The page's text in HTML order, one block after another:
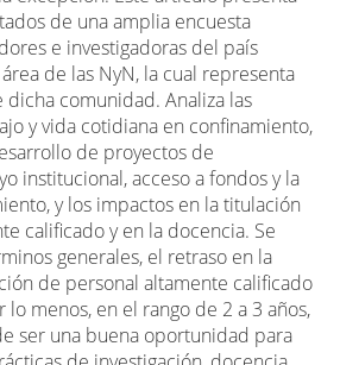
de una amplia encuesta
e investigadoras del país
de las NyN, la cual representa
comunidad. Analiza las
y vida cotidiana en confinamiento,
de proyectos de
institucional, acceso a fondos y la
y los impactos en la titulación
calificado y en la docencia. Se
generales, el retraso en la
de personal altamente calificado
lo menos, en el rango de 2 a 3 años,
ser una buena oportunidad para